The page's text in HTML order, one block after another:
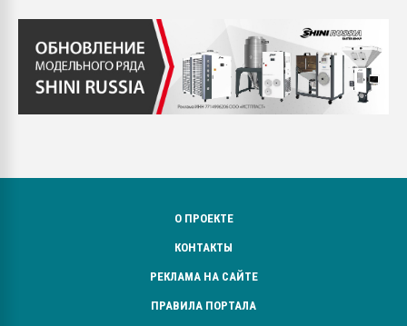
О ПРОЕКТЕ
КОНТАКТЫ
РЕКЛАМА НА САЙТЕ
ПРАВИЛА ПОРТАЛА